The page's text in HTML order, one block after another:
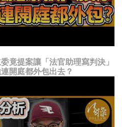
竟提案讓「法官助理寫判決」
開庭都外包出去？